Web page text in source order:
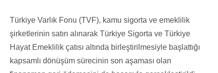
Etik İlkelerimiz
İnsan Kaynakları Politikalarımız
Sürdürülebilirlik
Türkiye Varlık Fonu (TVF), kamu sigorta ve emeklilik
şirketlerinin satın alınarak Türkiye Sigorta ve Türkiye
Hayat Emeklilik çatısı altında birleştirilmesiyle başlattığı
kapsamlı dönüşüm sürecinin son aşaması olan